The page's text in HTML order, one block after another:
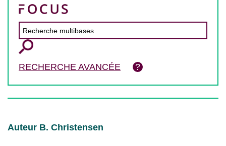
RECHERCHE AVANCÉE
Auteur B. Christensen